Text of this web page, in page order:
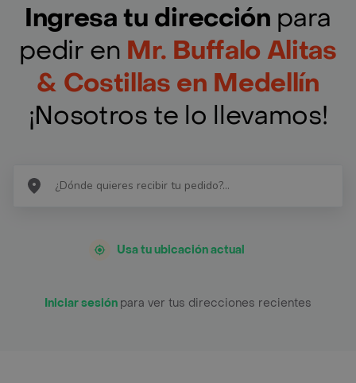
Ingresa tu dirección para
pedir en Mr. Buffalo Alitas
& Costillas en Medellín
¡Nosotros te lo llevamos!
Usa tu ubicación actual
Iniciar sesión para ver tus direcciones recientes